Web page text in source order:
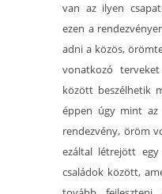
van az ilyen
ezen a
adni a közös,
vonatkozó
között beszélhetik
éppen úgy mint
rendezvény, öröm
ezáltal létrejött
családok között,